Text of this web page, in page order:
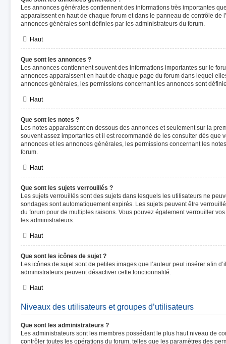
Les annonces générales contiennent des informations très importantes
apparaissent en haut de chaque forum et dans le panneau de contrôle de
annonces générales sont définies par les administrateurs du forum.
Haut
Que sont les annonces ?
Les annonces contiennent souvent des informations importantes sur le
annonces apparaissent en haut de chaque page du forum dans lequel
annonces générales, les permissions concernant les annonces sont
Haut
Que sont les notes ?
Les notes apparaissent en dessous des annonces et seulement sur la
souvent assez importantes et il est recommandé de les consulter dès que
annonces et les annonces générales, les permissions concernant les
forum.
Haut
Que sont les sujets verrouillés ?
Les sujets verrouillés sont des sujets dans lesquels les utilisateurs ne
sondages sont automatiquement expirés. Les sujets peuvent être
du forum pour de multiples raisons. Vous pouvez également verrouiller
les administrateurs.
Haut
Que sont les icônes de sujet ?
Les icônes de sujet sont de petites images que l’auteur peut insérer afin
administrateurs peuvent désactiver cette fonctionnalité.
Haut
Niveaux des utilisateurs et groupes d’utilisateurs
Que sont les administrateurs ?
Les administrateurs sont les membres possédant le plus haut niveau de
contrôler toutes les opérations du forum, telles que les paramètres des